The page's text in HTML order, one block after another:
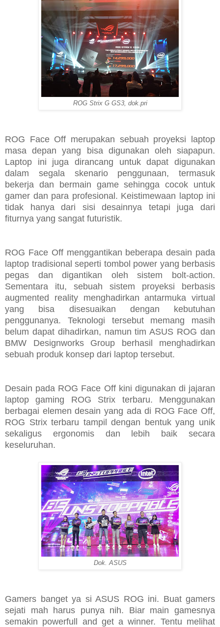
ROG Strix G GS3, dok.pri
ROG Face Off merupakan sebuah proyeksi laptop
masa depan yang bisa digunakan oleh siapapun.
Laptop ini juga dirancang untuk dapat digunakan
dalam segala skenario penggunaan, termasuk
bekerja dan bermain game sehingga cocok untuk
gamer dan para profesional. Keistimewaan laptop ini
tidak hanya dari sisi desainnya tetapi juga dari
fiturnya yang sangat futuristik.
ROG Face Off menggantikan beberapa desain pada
laptop tradisional seperti tombol power yang berbasis
pegas dan digantikan oleh sistem bolt-action.
Sementara itu, sebuah sistem proyeksi berbasis
augmented reality menghadirkan antarmuka virtual
yang bisa disesuaikan dengan kebutuhan
penggunanya. Teknologi tersebut memang masih
belum dapat dihadirkan, namun tim ASUS ROG dan
BMW Designworks Group berhasil menghadirkan
sebuah produk konsep dari laptop tersebut.
Desain pada ROG Face Off kini digunakan di jajaran
laptop gaming ROG Strix terbaru. Menggunakan
berbagai elemen desain yang ada di ROG Face Off,
ROG Strix terbaru tampil dengan bentuk yang unik
sekaligus ergonomis dan lebih baik secara
keseluruhan.
Dok. ASUS
Gamers banget ya si ASUS ROG ini. Buat gamers
sejati mah harus punya nih. Biar main gamesnya
semakin powerfull and get a winner. Tentu melihat